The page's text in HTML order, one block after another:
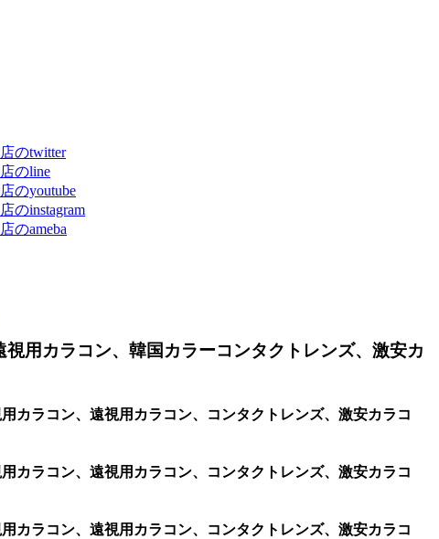
のtwitter
のline
のyoutube
のinstagram
のameba
用カラコン、韓国カラーコンタクトレンズ、激安カ
カラコン、遠視用カラコン、コンタクトレンズ、激安カラコ
カラコン、遠視用カラコン、コンタクトレンズ、激安カラコ
カラコン、遠視用カラコン、コンタクトレンズ、激安カラコ